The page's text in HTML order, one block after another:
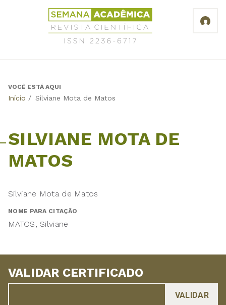
Revista
Científica
Semana
6717
Back
VOCÊ ESTÁ AQUI
Início / Silviane Mota de Matos
SILVIANE MOTA DE
MATOS
Silviane Mota de Matos
NOME PARA CITAÇÃO
MATOS, Silviane
VALIDAR CERTIFICADO